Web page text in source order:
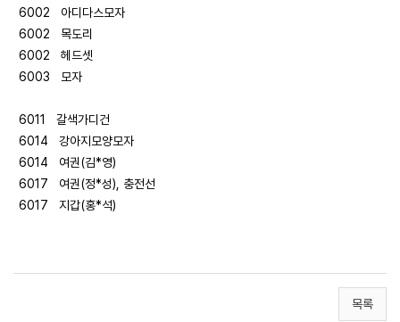
6002 아디다스모자
6002 목도리
6002 헤드셋
6003 모자
6011 갈색가디건
6014 강아지모양모자
6014 여권(김*영)
6017 여권(정*성), 충전선
6017 지갑(홍*석)
목록